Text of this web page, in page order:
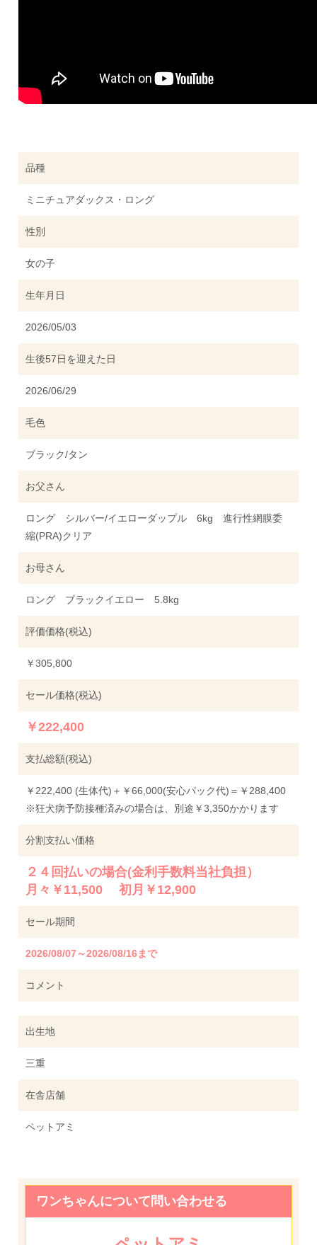
品種
ミニチュアダックス・ロング
性別
女の子
生年月日
2026/05/03
生後57日を迎えた日
2026/06/29
毛色
ブラック/タン
お父さん
ロング シルバー/イエローダップル 6kg 進行性網膜委
縮(PRA)クリア
お母さん
ロング ブラックイエロー 5.8kg
評価価格(税込)
￥305,800
セール価格(税込)
￥222,400
支払総額(税込)
￥222,400 (生体代)＋￥66,000(安心パック代)＝￥288,400
※狂犬病予防接種済みの場合は、別途￥3,350かかります
分割支払い価格
２４回払いの場合(金利手数料当社負担）
月々￥11,500 初月￥12,900
セール期間
2026/08/07～2026/08/16まで
コメント
出生地
三重
在舎店舗
ペットアミ
ワンちゃんについて問い合わせる